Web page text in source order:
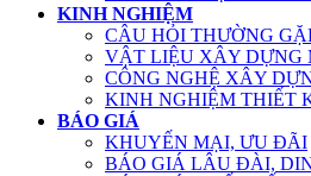
KINH NGHIỆM
CÂU HỎI THƯỜNG
VẬT LIỆU XÂY DỰNG
CÔNG NGHỆ XÂY
KINH NGHIỆM THIẾT
BÁO GIÁ
KHUYẾN MẠI, ƯU ĐÃI
BÁO GIÁ LÂU ĐÀI,